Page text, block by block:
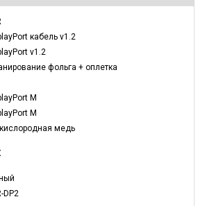
кабель v1.2
v1.2
фольга + оплетка
M
M
медь
DP2